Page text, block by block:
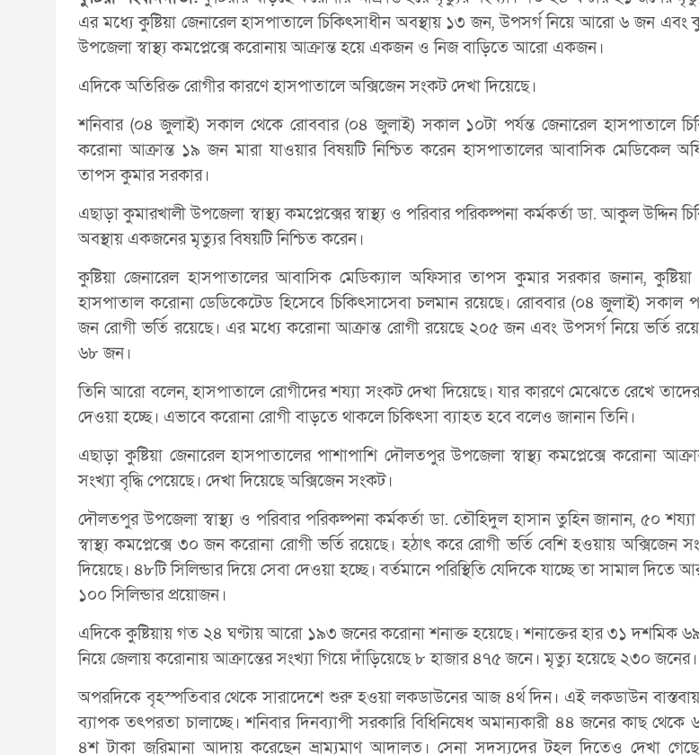
এর মধ্যে কুষ্টিয়া জেনারেল হাসপাতালে চিকিৎসাধীন অবস্থায় ১৩ জন, উপসর্গ নিয়ে আরো ৬ জন এবং
উপজেলা স্বাস্থ্য কমপ্লেক্সে করোনায় আক্রান্ত হয়ে একজন ও নিজ বাড়িতে আরো একজন।
এদিকে অতিরিক্ত রোগীর কারণে হাসপাতালে অক্সিজেন সংকট দেখা দিয়েছে।
শনিবার (০৪ জুলাই) সকাল থেকে রোববার (০৪ জুলাই) সকাল ১০টা পর্যন্ত জেনারেল হাসপাতালে
করোনা আক্রান্ত ১৯ জন মারা যাওয়ার বিষয়টি নিশ্চিত করেন হাসপাতালের আবাসিক মেডিকেল
তাপস কুমার সরকার।
এছাড়া কুমারখালী উপজেলা স্বাস্থ্য কমপ্লেক্সের স্বাস্থ্য ও পরিবার পরিকল্পনা কর্মকর্তা ডা. আকুল উদ্দিন
অবস্থায় একজনের মৃত্যুর বিষয়টি নিশ্চিত করেন।
কুষ্টিয়া জেনারেল হাসপাতালের আবাসিক মেডিক্যাল অফিসার তাপস কুমার সরকার জনান, কুষ্টিয়া
হাসপাতাল করোনা ডেডিকেটেড হিসেবে চিকিৎসাসেবা চলমান রয়েছে। রোববার (০৪ জুলাই) সকাল
জন রোগী ভর্তি রয়েছে। এর মধ্যে করোনা আক্রান্ত রোগী রয়েছে ২০৫ জন এবং উপসর্গ নিয়ে ভর্তি
৬৮ জন।
তিনি আরো বলেন, হাসপাতালে রোগীদের শয্যা সংকট দেখা দিয়েছে। যার কারণে মেঝেতে রেখে
দেওয়া হচ্ছে। এভাবে করোনা রোগী বাড়তে থাকলে চিকিৎসা ব্যাহত হবে বলেও জানান তিনি।
এছাড়া কুষ্টিয়া জেনারেল হাসপাতালের পাশাপাশি দৌলতপুর উপজেলা স্বাস্থ্য কমপ্লেক্সে করোনা
সংখ্যা বৃদ্ধি পেয়েছে। দেখা দিয়েছে অক্সিজেন সংকট।
দৌলতপুর উপজেলা স্বাস্থ্য ও পরিবার পরিকল্পনা কর্মকর্তা ডা. তৌহিদুল হাসান তুহিন জানান, ৫০
স্বাস্থ্য কমপ্লেক্সে ৩০ জন করোনা রোগী ভর্তি রয়েছে। হঠাৎ করে রোগী ভর্তি বেশি হওয়ায় অক্সিজেন
দিয়েছে। ৪৮টি সিলিন্ডার দিয়ে সেবা দেওয়া হচ্ছে। বর্তমানে পরিস্থিতি যেদিকে যাচ্ছে তা সামাল দিতে
১০০ সিলিন্ডার প্রয়োজন।
এদিকে কুষ্টিয়ায় গত ২৪ ঘণ্টায় আরো ১৯৩ জনের করোনা শনাক্ত হয়েছে। শনাক্তের হার ৩১ দশমিক
নিয়ে জেলায় করোনায় আক্রান্তের সংখ্যা গিয়ে দাঁড়িয়েছে ৮ হাজার ৪৭৫ জনে। মৃত্যু হয়েছে ২৩০ জনের।
অপরদিকে বৃহস্পতিবার থেকে সারাদেশে শুরু হওয়া লকডাউনের আজ ৪র্থ দিন। এই লকডাউন
ব্যাপক তৎপরতা চালাচ্ছে। শনিবার দিনব্যাপী সরকারি বিধিনিষেধ অমান্যকারী ৪৪ জনের কাছ থেকে
৪শ টাকা জরিমানা আদায় করেছেন ভ্রাম্যমাণ আদালত। সেনা সদস্যদের টহল দিতেও দেখা